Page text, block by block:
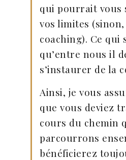
qui pourrait vous
vos limites (sinon,
coaching). Ce qui
qu’entre nous il
s’instaurer de la
Ainsi, je vous
que vous deviez
cours du chemin
parcourrons
bénéficierez